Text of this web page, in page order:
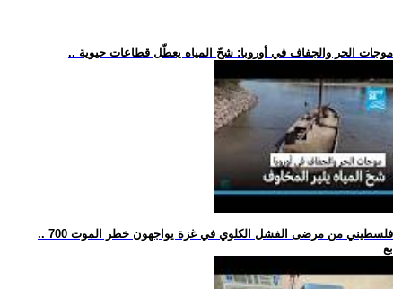
.. موجات الحر والجفاف في أوروبا: شحّ المياه يعطّل قطاعات حيوية
.. 700 فلسطيني من مرضى الفشل الكلوي في غزة يواجهون خطر الموت
بع